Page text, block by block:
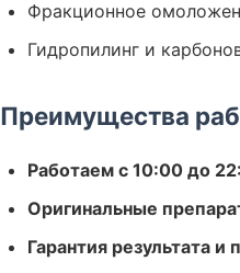
Фракционное
Гидропилинг и
Преимущества
Работаем с 10:00 до
Оригинальные
Гарантия результата